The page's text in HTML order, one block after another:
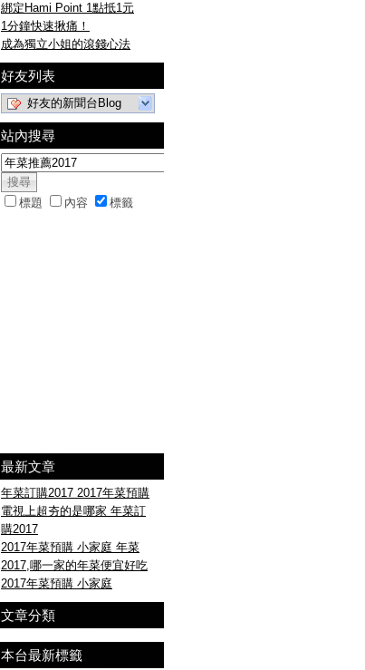
綁定Hami Point 1點抵1元
1分鐘快速揪痛！
成為獨立小姐的滾錢心法
好友列表
好友的新聞台Blog
站內搜尋
標題 內容 標籤
最新文章
年菜訂購2017 2017年菜預購
電視上超夯的是哪家 年菜訂
購2017
2017年菜預購 小家庭 年菜
2017,哪一家的年菜便宜好吃
2017年菜預購 小家庭
文章分類
本台最新標籤